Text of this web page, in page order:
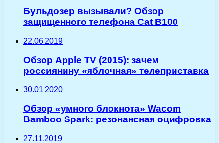
Бульдозер вызывали? Обзор
защищенного телефона Cat B100
22.06.2019
Обзор Apple TV (2015): зачем
россиянину «яблочная» телеприставка
30.01.2020
Обзор «умного блокнота» Wacom
Bamboo Spark: резонансная оцифровка
27.11.2019